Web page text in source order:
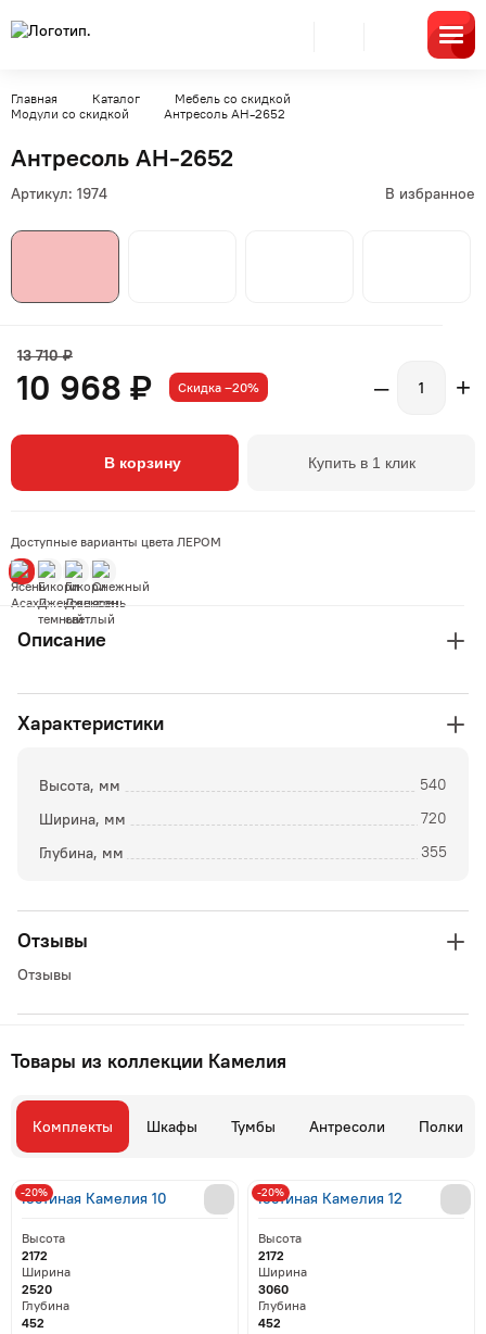
Главная Каталог
Мебель со скидкой
Модули со скидкой
Антресоль АН-2652
Антресоль АН-2652
Артикул: 1974 В избранное
Доступные варианты цвета ЛЕРОМ
13 710 ₽
10 968 ₽ Скидка –20% – +
В корзину Купить в 1 клик
Описание
Характеристики
Высота, мм 540
Ширина, мм 720
Глубина, мм 355
Отзывы
Отзывы
Товары из коллекции Камелия
Комплекты Шкафы Тумбы Антресоли Полки
Гостиная Камелия 10
Высота
2172
Ширина
2520
Глубина
452
-20% Гостиная Камелия 12
Высота
2172
Ширина
3060
Глубина
452
-20%